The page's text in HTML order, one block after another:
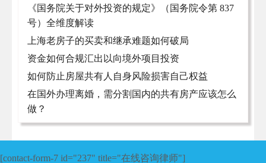
《国务院关于对外投资的规定》（国务院令第 837
号）全维度解读
上海老房子的买卖和继承难题如何破局
资金如何合规汇出以向境外项目投资
如何防止房屋共有人自身风险损害自己权益
在国外办理离婚，需分割国内的共有房产应该怎么
做？
[contact-form-7 id="237" title="在线咨询律师"]